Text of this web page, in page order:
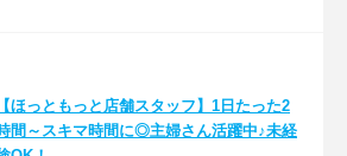
【ほっともっと店舗スタッフ】1日たった2
間～スキマ時間に◎主婦さん活躍中♪未経